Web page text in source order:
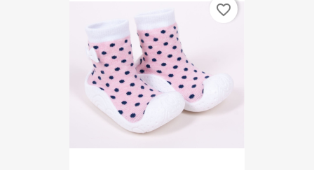
favorite_border